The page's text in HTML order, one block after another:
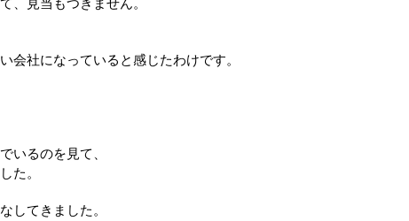
、見当もつきません。
会社になっていると感じたわけです。
いるのを見て、
た。
してきました。